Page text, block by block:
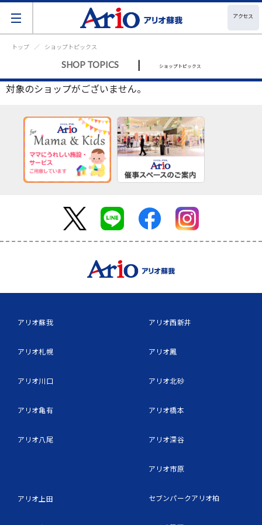
アクセス
トップ ショップトピックス
SHOP TOPICS | ショップトピックス
対象のショップがございません。
アリオ蘇我
アリオ札幌
アリオ川口
アリオ亀有
アリオ八尾
アリオ上田
アリオ西新井
アリオ鳳
アリオ北砂
アリオ橋本
アリオ深谷
アリオ市原
セブンパークアリオ柏